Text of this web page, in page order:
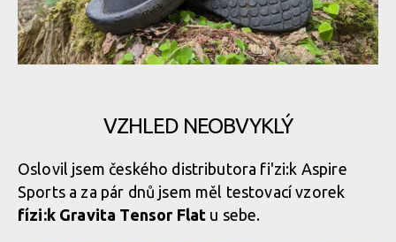
VZHLED NEOBVYKLÝ
Oslovil jsem českého distributora fi'zi:k Aspire
Sports a za pár dnů jsem měl testovací vzorek
fízi:k Gravita Tensor Flat u sebe.